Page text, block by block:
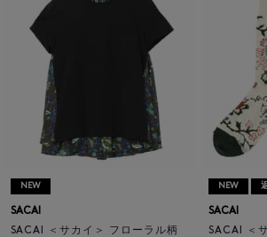
NEW
SACAI
SACAI ＜サカイ＞ フローラル柄
NEW
SACAI
SACAI ＜